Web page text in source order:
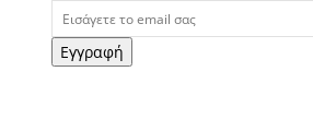
Εγγραφή